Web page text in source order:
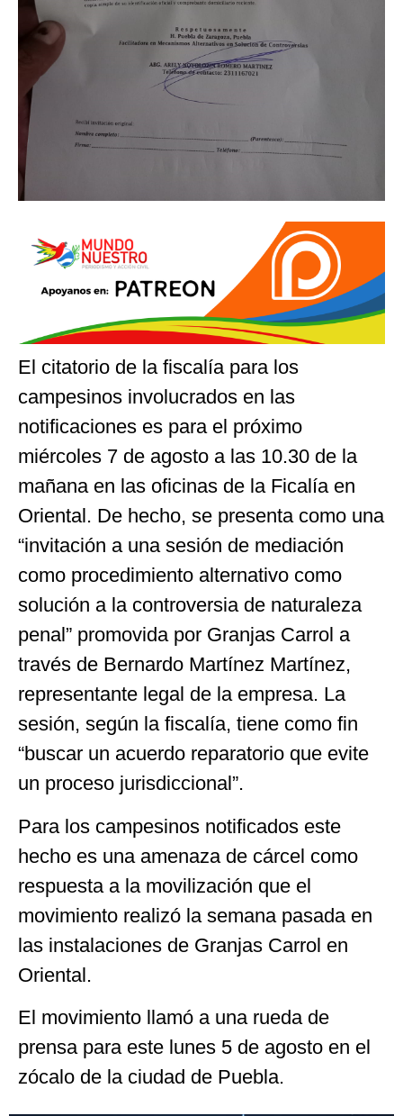
El citatorio de la fiscalía para los
campesinos involucrados en las
notificaciones es para el próximo
miércoles 7 de agosto a las 10.30 de la
mañana en las oficinas de la Ficalía en
Oriental. De hecho, se presenta como una
“invitación a una sesión de mediación
como procedimiento alternativo como
solución a la controversia de naturaleza
penal” promovida por Granjas Carrol a
través de Bernardo Martínez Martínez,
representante legal de la empresa. La
sesión, según la fiscalía, tiene como fin
“buscar un acuerdo reparatorio que evite
un proceso jurisdiccional”.
Para los campesinos notificados este
hecho es una amenaza de cárcel como
respuesta a la movilización que el
movimiento realizó la semana pasada en
las instalaciones de Granjas Carrol en
Oriental.
El movimiento llamó a una rueda de
prensa para este lunes 5 de agosto en el
zócalo de la ciudad de Puebla.